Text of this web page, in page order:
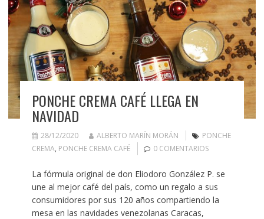
PONCHE CREMA CAFÉ LLEGA EN
NAVIDAD
28/12/2020 ALBERTO MARÍN MORÁN
PONCHE
CREMA, PONCHE CREMA CAFÉ 0 COMENTARIOS
La fórmula original de don Eliodoro González P. se
une al mejor café del país, como un regalo a sus
consumidores por sus 120 años compartiendo la
mesa en las navidades venezolanas Caracas,